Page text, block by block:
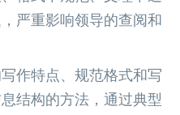
严重影响领导的查阅和
作特点、规范格式和写
结构的方法，通过典型